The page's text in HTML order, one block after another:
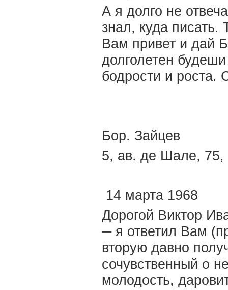
А я долго не
знал, куда
Вам привет и дай
долголетен
бодрости и роста.
Бор. Зайцев
5, ав. де Шале,
14 марта 1968
Дорогой Виктор
─ я ответил Вам
вторую давно
сочувственный о
молодость,